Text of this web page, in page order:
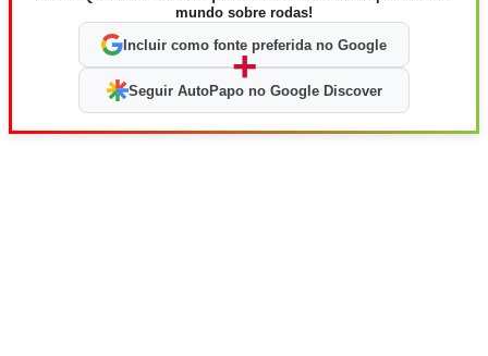
mundo sobre rodas!
Incluir como fonte preferida no Google
+
Seguir AutoPapo no Google Discover